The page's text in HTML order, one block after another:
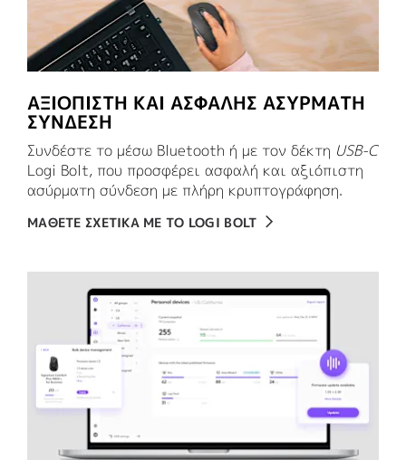
ΑΞΙΟΠΙΣΤΗ ΚΑΙ ΑΣΦΑΛΗΣ ΑΣΥΡΜΑΤΗ
ΣΥΝΔΕΣΗ
Συνδέστε το μέσω Bluetooth ή με τον δέκτη USB-C
Logi Bolt, που προσφέρει ασφαλή και αξιόπιστη
ασύρματη σύνδεση με πλήρη κρυπτογράφηση.
ΜΑΘΕΤΕ ΣΧΕΤΙΚΑ ΜΕ ΤΟ LOGI BOLT